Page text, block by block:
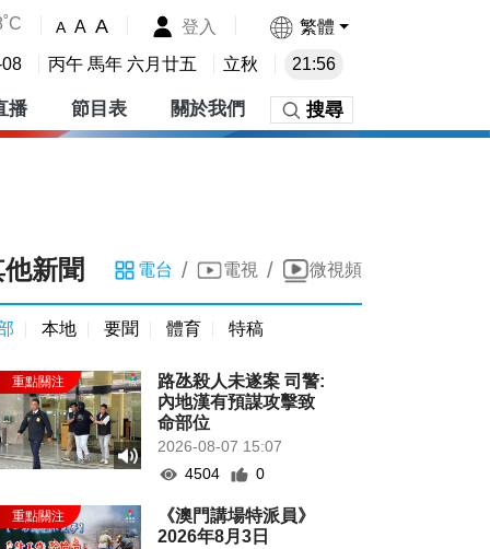
A A A 登入 繁體
丙午 馬年 六月廿五 立秋 21:56
播 節目表 關於我們 搜尋
新聞 電台 / 電視 / 微視頻
本地 要聞 體育 特稿
路氹殺人未遂案 司警:
內地漢有預謀攻擊致
命部位
2026-08-07 15:07
4504
0
《澳門講場特派員》
2026年8月3日